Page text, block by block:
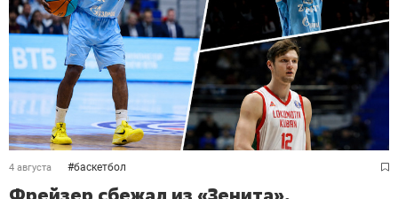
4 августа #баскетбол